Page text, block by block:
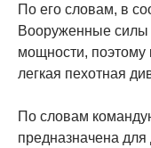
По его словам, в
Вооруженные
мощности, поэтому
легкая пехотная
По словам
предназначена